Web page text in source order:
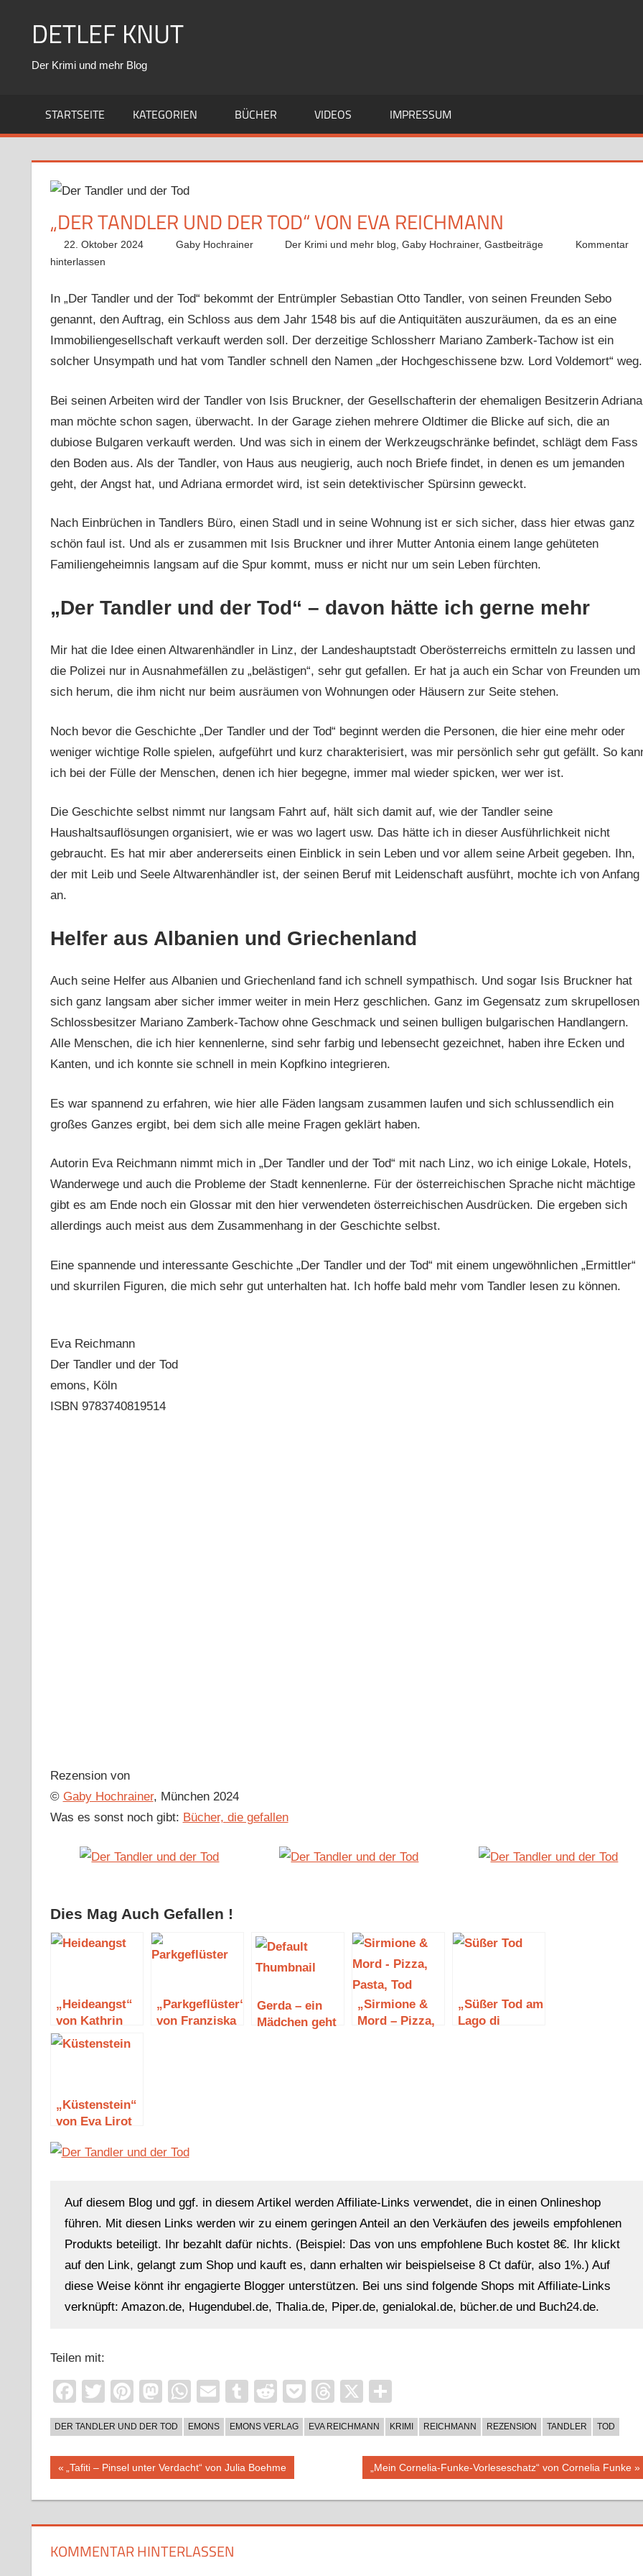
DETLEF KNUT
Der Krimi und mehr Blog
STARTSEITE KATEGORIEN BÜCHER VIDEOS IMPRESSUM
„DER TANDLER UND DER TOD“ VON EVA REICHMANN
22. Oktober 2024 Gaby Hochrainer Der Krimi und mehr blog ,Gaby Hochrainer,Gastbeiträge
Kommentar
hinterlassen
In „Der Tandler und der Tod“ bekommt der Entrümpler Sebastian Otto Tandler, von seinen Freunden Sebo
genannt, den Auftrag, ein Schloss aus dem Jahr 1548 bis auf die Antiquitäten auszuräumen, da es an eine
Immobiliengesellschaft verkauft werden soll. Der derzeitige Schlossherr Mariano Zamberk-Tachow ist ein
solcher Unsympath und hat vom Tandler schnell den Namen „der Hochgeschissene bzw. Lord Voldemort“ weg.
Bei seinen Arbeiten wird der Tandler von Isis Bruckner, der Gesellschafterin der ehemaligen Besitzerin Adriana
man möchte schon sagen, überwacht. In der Garage ziehen mehrere Oldtimer die Blicke auf sich, die an
dubiose Bulgaren verkauft werden. Und was sich in einem der Werkzeugschränke befindet, schlägt dem Fass
den Boden aus. Als der Tandler, von Haus aus neugierig, auch noch Briefe findet, in denen es um jemanden
geht, der Angst hat, und Adriana ermordet wird, ist sein detektivischer Spürsinn geweckt.
Nach Einbrüchen in Tandlers Büro, einen Stadl und in seine Wohnung ist er sich sicher, dass hier etwas ganz
schön faul ist. Und als er zusammen mit Isis Bruckner und ihrer Mutter Antonia einem lange gehüteten
Familiengeheimnis langsam auf die Spur kommt, muss er nicht nur um sein Leben fürchten.
„Der Tandler und der Tod“ – davon hätte ich gerne mehr
Mir hat die Idee einen Altwarenhändler in Linz, der Landeshauptstadt Oberösterreichs ermitteln zu lassen und
die Polizei nur in Ausnahmefällen zu „belästigen“, sehr gut gefallen. Er hat ja auch ein Schar von Freunden um
sich herum, die ihm nicht nur beim ausräumen von Wohnungen oder Häusern zur Seite stehen.
Noch bevor die Geschichte „Der Tandler und der Tod“ beginnt werden die Personen, die hier eine mehr oder
weniger wichtige Rolle spielen, aufgeführt und kurz charakterisiert, was mir persönlich sehr gut gefällt. So
ich bei der Fülle der Menschen, denen ich hier begegne, immer mal wieder spicken, wer wer ist.
Die Geschichte selbst nimmt nur langsam Fahrt auf, hält sich damit auf, wie der Tandler seine
Haushaltsauflösungen organisiert, wie er was wo lagert usw. Das hätte ich in dieser Ausführlichkeit nicht
gebraucht. Es hat mir aber andererseits einen Einblick in sein Leben und vor allem seine Arbeit gegeben. Ihn,
der mit Leib und Seele Altwarenhändler ist, der seinen Beruf mit Leidenschaft ausführt, mochte ich von Anfang
an.
Helfer aus Albanien und Griechenland
Auch seine Helfer aus Albanien und Griechenland fand ich schnell sympathisch. Und sogar Isis Bruckner hat
sich ganz langsam aber sicher immer weiter in mein Herz geschlichen. Ganz im Gegensatz zum skrupellosen
Schlossbesitzer Mariano Zamberk-Tachow ohne Geschmack und seinen bulligen bulgarischen Handlangern.
Alle Menschen, die ich hier kennenlerne, sind sehr farbig und lebensecht gezeichnet, haben ihre Ecken und
Kanten, und ich konnte sie schnell in mein Kopfkino integrieren.
Es war spannend zu erfahren, wie hier alle Fäden langsam zusammen laufen und sich schlussendlich ein
großes Ganzes ergibt, bei dem sich alle meine Fragen geklärt haben.
Autorin Eva Reichmann nimmt mich in „Der Tandler und der Tod“ mit nach Linz, wo ich einige Lokale, Hotels,
Wanderwege und auch die Probleme der Stadt kennenlerne. Für der österreichischen Sprache nicht mächtige
gibt es am Ende noch ein Glossar mit den hier verwendeten österreichischen Ausdrücken. Die ergeben sich
allerdings auch meist aus dem Zusammenhang in der Geschichte selbst.
Eine spannende und interessante Geschichte „Der Tandler und der Tod“ mit einem ungewöhnlichen „Ermittler“
und skurrilen Figuren, die mich sehr gut unterhalten hat. Ich hoffe bald mehr vom Tandler lesen zu können.
Eva Reichmann
Der Tandler und der Tod
emons, Köln
ISBN 9783740819514
Rezension von
© Gaby Hochrainer, München 2024
Was es sonst noch gibt: Bücher, die gefallen
Dies Mag Auch Gefallen !
„Heideangst“
von Kathrin
Hanke
„Parkgeflüster“
von Franziska
Gerda – ein
Mädchen geht
„Sirmione &
Mord – Pizza,
„Süßer Tod am
Lago di
„Küstenstein“
von Eva Lirot
Auf diesem Blog und ggf. in diesem Artikel werden Affiliate-Links verwendet, die in einen Onlineshop
führen. Mit diesen Links werden wir zu einem geringen Anteil an den Verkäufen des jeweils empfohlenen
Produkts beteiligt. Ihr bezahlt dafür nichts. (Beispiel: Das von uns empfohlene Buch kostet 8€. Ihr klickt
auf den Link, gelangt zum Shop und kauft es, dann erhalten wir beispielseise 8 Ct dafür, also 1%.) Auf
diese Weise könnt ihr engagierte Blogger unterstützen. Bei uns sind folgende Shops mit Affiliate-Links
verknüpft: Amazon.de, Hugendubel.de, Thalia.de, Piper.de, genialokal.de, bücher.de und Buch24.de.
Teilen mit:
Facebook
TwitterPinterest
Mastodon
WhatsApp
EmailTumblr
RedditPocketThreads
X
DER TANDLER UND DER TOD EMONS EMONS VERLAG EVA REICHMANN KRIMI REICHMANN REZENSION TANDLER TOD
Beitragsnavigation
Vorheriger
„Tafiti – Pinsel unter Verdacht“ von Julia Boehme
Nächster
„Mein Cornelia-Funke-Vorleseschatz“ von Cornelia Funke
KOMMENTAR HINTERLASSEN